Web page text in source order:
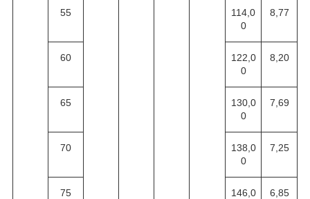
55
114,0
0
8,77
60
122,0
0
8,20
65
130,0
0
7,69
70
138,0
0
7,25
75
146,0
6,85